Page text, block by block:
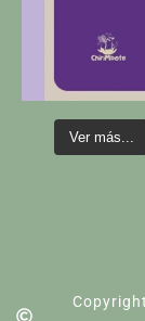
Ver más...